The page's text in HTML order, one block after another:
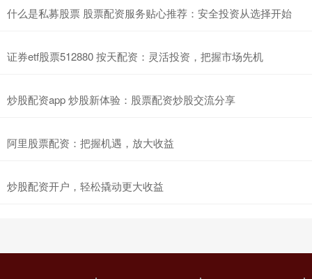
什么是私募股票 股票配资服务贴心推荐：安全投资从选择开始
证券etf股票512880 按天配资：灵活投资，把握市场先机
炒股配资app 炒股新体验：股票配资炒股交流分享
阿里股票配资：把握机遇，放大收益
炒股配资开户，轻松撬动更大收益